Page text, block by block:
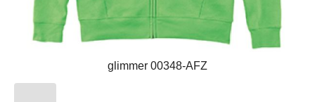
glimmer 00348-AFZ